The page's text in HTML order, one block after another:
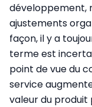
développement,
ajustements
façon, il y a
terme est
point de vue du
service
valeur du produit